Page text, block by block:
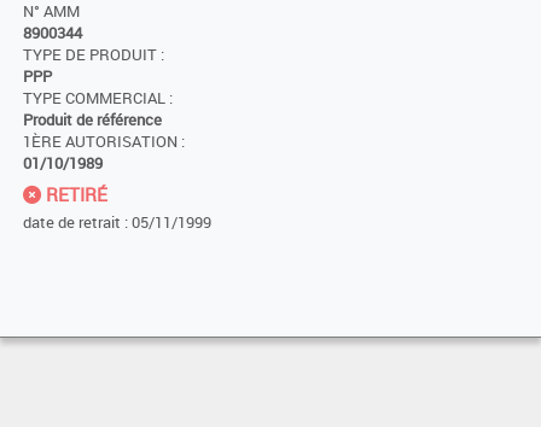
N° AMM
8900344
TYPE DE PRODUIT :
PPP
TYPE COMMERCIAL :
Produit de référence
1ÈRE AUTORISATION :
01/10/1989
RETIRÉ
date de retrait : 05/11/1999